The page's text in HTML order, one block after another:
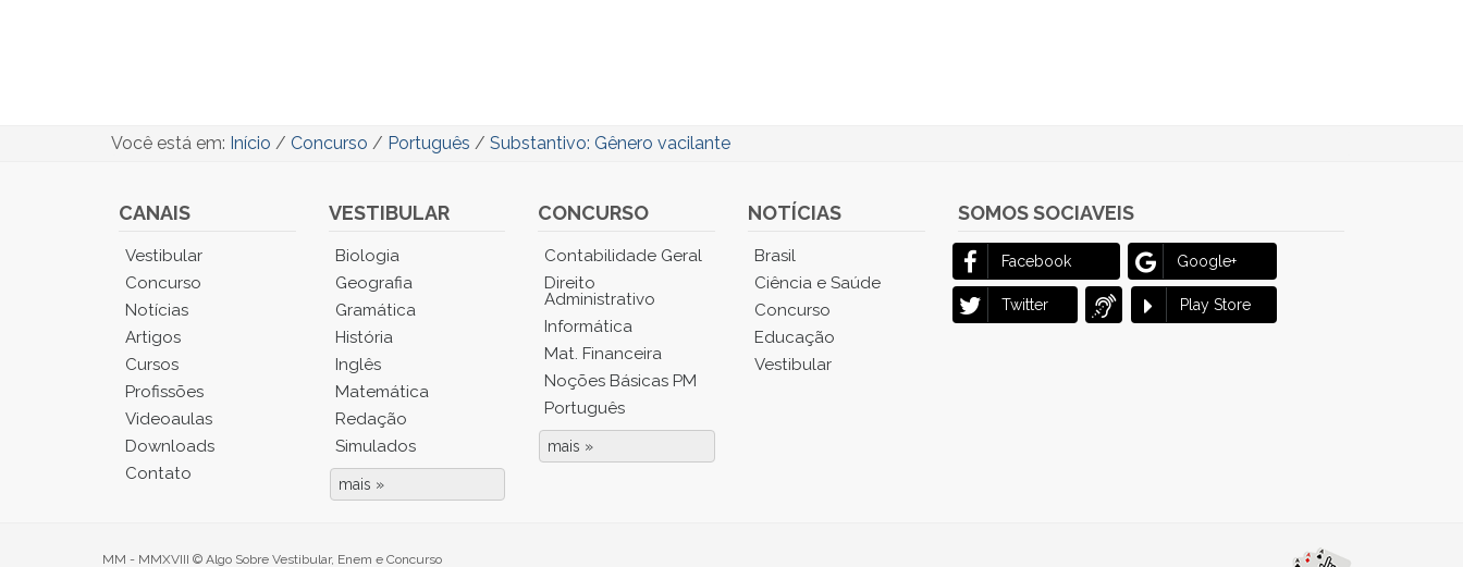
Você está em: Início / Concurso / Português / Substantivo: Gênero vacilante
CANAIS
Você
está
Menu
Principal.
Pressione
TAB
e
depois
para
Vestibular
Concurso
Notícias
Artigos
Cursos
Profissões
Videoaulas
Downloads
Contato
VESTIBULAR
Biologia
Geografia
Gramática
História
Inglês
Matemática
Redação
Simulados
mais »
CONCURSO
Contabilidade Geral
Direito
Administrativo
Informática
Mat. Financeira
Noções Básicas PM
Português
mais »
NOTÍCIAS
Brasil
Ciência e Saúde
Concurso
Educação
Vestibular
SOMOS SOCIAVEIS
Facebook Google+
Twitter Play Store
MM - MMXVIII © Algo Sobre Vestibular, Enem e Concurso